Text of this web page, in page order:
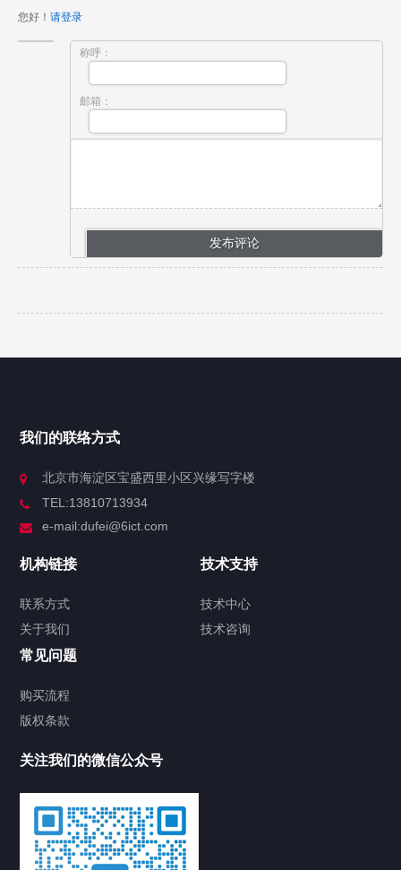
您好！ 请登录
称呼：
邮箱：
我们的联络方式
北京市海淀区宝盛西里小区兴缘写字楼
TEL:13810713934
e-mail:dufei@6ict.com
机构链接
联系方式
关于我们
技术支持
技术中心
技术咨询
常见问题
购买流程
版权条款
关注我们的微信公众号